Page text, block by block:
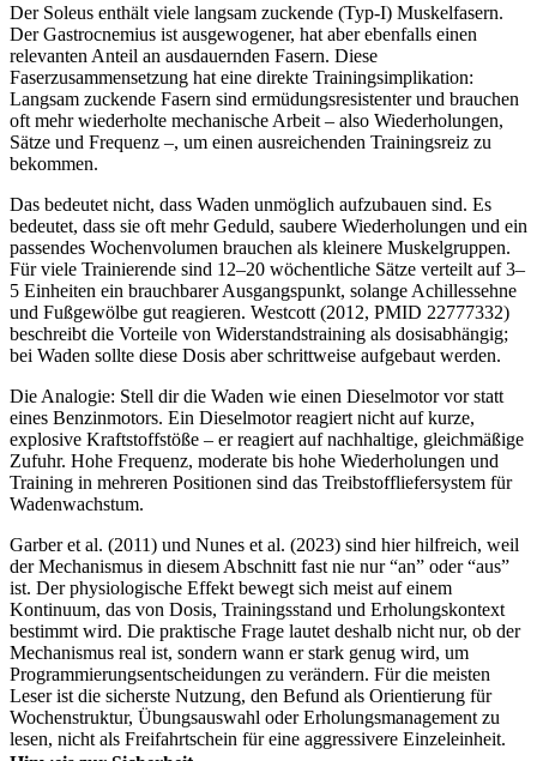
Der Soleus enthält viele langsam zuckende (Typ-I) Muskelfasern.
Der Gastrocnemius ist ausgewogener, hat aber ebenfalls einen
relevanten Anteil an ausdauernden Fasern. Diese
Faserzusammensetzung hat eine direkte Trainingsimplikation:
Langsam zuckende Fasern sind ermüdungsresistenter und brauchen
oft mehr wiederholte mechanische Arbeit – also Wiederholungen,
Sätze und Frequenz –, um einen ausreichenden Trainingsreiz zu
bekommen.
Das bedeutet nicht, dass Waden unmöglich aufzubauen sind. Es
bedeutet, dass sie oft mehr Geduld, saubere Wiederholungen und ein
passendes Wochenvolumen brauchen als kleinere Muskelgruppen.
Für viele Trainierende sind 12–20 wöchentliche Sätze verteilt auf 3–
5 Einheiten ein brauchbarer Ausgangspunkt, solange Achillessehne
und Fußgewölbe gut reagieren. Westcott (2012, PMID 22777332)
beschreibt die Vorteile von Widerstandstraining als dosisabhängig;
bei Waden sollte diese Dosis aber schrittweise aufgebaut werden.
Die Analogie: Stell dir die Waden wie einen Dieselmotor vor statt
eines Benzinmotors. Ein Dieselmotor reagiert nicht auf kurze,
explosive Kraftstoffstöße – er reagiert auf nachhaltige, gleichmäßige
Zufuhr. Hohe Frequenz, moderate bis hohe Wiederholungen und
Training in mehreren Positionen sind das Treibstoffliefersystem für
Wadenwachstum.
Garber et al. (2011) und Nunes et al. (2023) sind hier hilfreich, weil
der Mechanismus in diesem Abschnitt fast nie nur “an” oder “aus”
ist. Der physiologische Effekt bewegt sich meist auf einem
Kontinuum, das von Dosis, Trainingsstand und Erholungskontext
bestimmt wird. Die praktische Frage lautet deshalb nicht nur, ob der
Mechanismus real ist, sondern wann er stark genug wird, um
Programmierungsentscheidungen zu verändern. Für die meisten
Leser ist die sicherste Nutzung, den Befund als Orientierung für
Wochenstruktur, Übungsauswahl oder Erholungsmanagement zu
lesen, nicht als Freifahrtschein für eine aggressivere Einzeleinheit.